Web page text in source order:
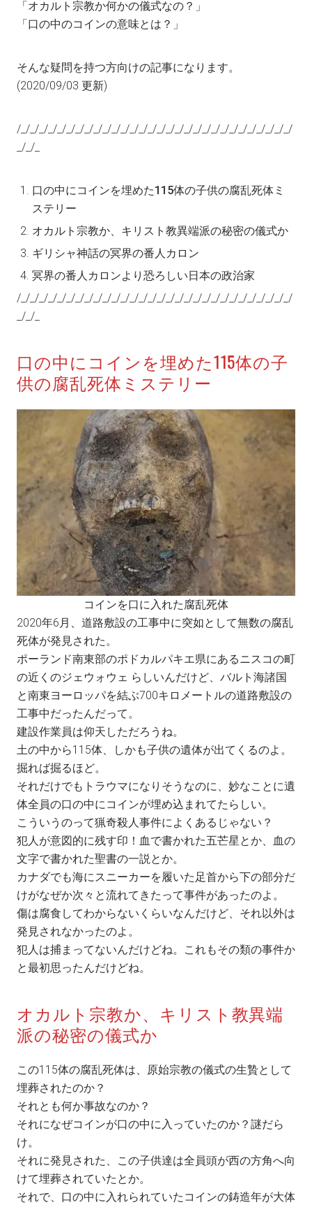
「オカルト宗教か何かの儀式なの？」
「口の中のコインの意味とは？」
そんな疑問を持つ方向けの記事になります。
(2020/09/03 更新)
/_/_/_/_/_/_/_/_/_/_/_/_/_/_/_/_/_/_/_/_/_/_/_/_/_/_/_/_/_/_/
_/_/_
口の中にコインを埋めた115体の子供の腐乱死体ミ
ステリー
オカルト宗教か、キリスト教異端派の秘密の儀式か
ギリシャ神話の冥界の番人カロン
冥界の番人カロンより恐ろしい日本の政治家
/_/_/_/_/_/_/_/_/_/_/_/_/_/_/_/_/_/_/_/_/_/_/_/_/_/_/_/_/_/_/
_/_/_
口の中にコインを埋めた115体の子
供の腐乱死体ミステリー
コインを口に入れた腐乱死体
2020年6月、道路敷設の工事中に突如として無数の腐乱
死体が発見された。
ポーランド南東部のポドカルパキエ県にあるニスコの町
の近くのジェウォウェ らしいんだけど、バルト海諸国
と南東ヨーロッパを結ぶ700キロメートルの道路敷設の
工事中だったんだって。
建設作業員は仰天しただろうね。
土の中から115体、しかも子供の遺体が出てくるのよ。
掘れば掘るほど。
それだけでもトラウマになりそうなのに、妙なことに遺
体全員の口の中にコインが埋め込まれてたらしい。
こういうのって猟奇殺人事件によくあるじゃない？
犯人が意図的に残す印！血で書かれた五芒星とか、血の
文字で書かれた聖書の一説とか。
カナダでも海にスニーカーを履いた足首から下の部分だ
けがなぜか次々と流れてきたって事件があったのよ。
傷は腐食してわからないくらいなんだけど、それ以外は
発見されなかったのよ。
犯人は捕まってないんだけどね。これもその類の事件か
と最初思ったんだけどね。
オカルト宗教か、キリスト教異端
派の秘密の儀式か
この115体の腐乱死体は、原始宗教の儀式の生贄として
埋葬されたのか？
それとも何か事故なのか？
それになぜコインが口の中に入っていたのか？謎だら
け。
それに発見された、この子供達は全員頭が西の方角へ向
けて埋葬されていたとか。
それで、口の中に入れられていたコインの鋳造年が大体